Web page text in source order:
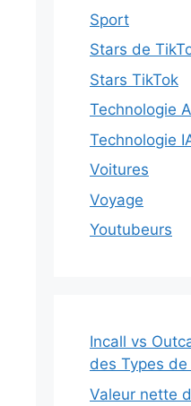
Sport
Stars de
Stars TikTok
Technologie
Technologie
Voitures
Voyage
Youtubeurs
Incall vs
des Types de
Valeur nette